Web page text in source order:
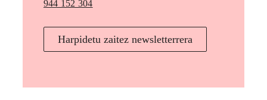
944 152 304
Harpidetu zaitez newsletterrera